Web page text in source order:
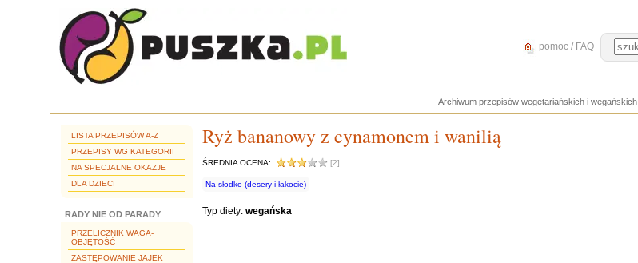
pomoc / FAQ
Archiwum przepisów wegetariańskich i wegańskich
LISTA PRZEPISÓW A-Z
PRZEPISY WG KATEGORII
NA SPECJALNE OKAZJE
DLA DZIECI
RADY NIE OD PARADY
PRZELICZNIK WAGA-
OBJĘTOŚĆ
ZASTĘPOWANIE JAJEK
Ryż bananowy z cynamonem i wanilią
ŚREDNIA OCENA: [2]
Na słodko (desery i łakocie)
Typ diety: wegańska